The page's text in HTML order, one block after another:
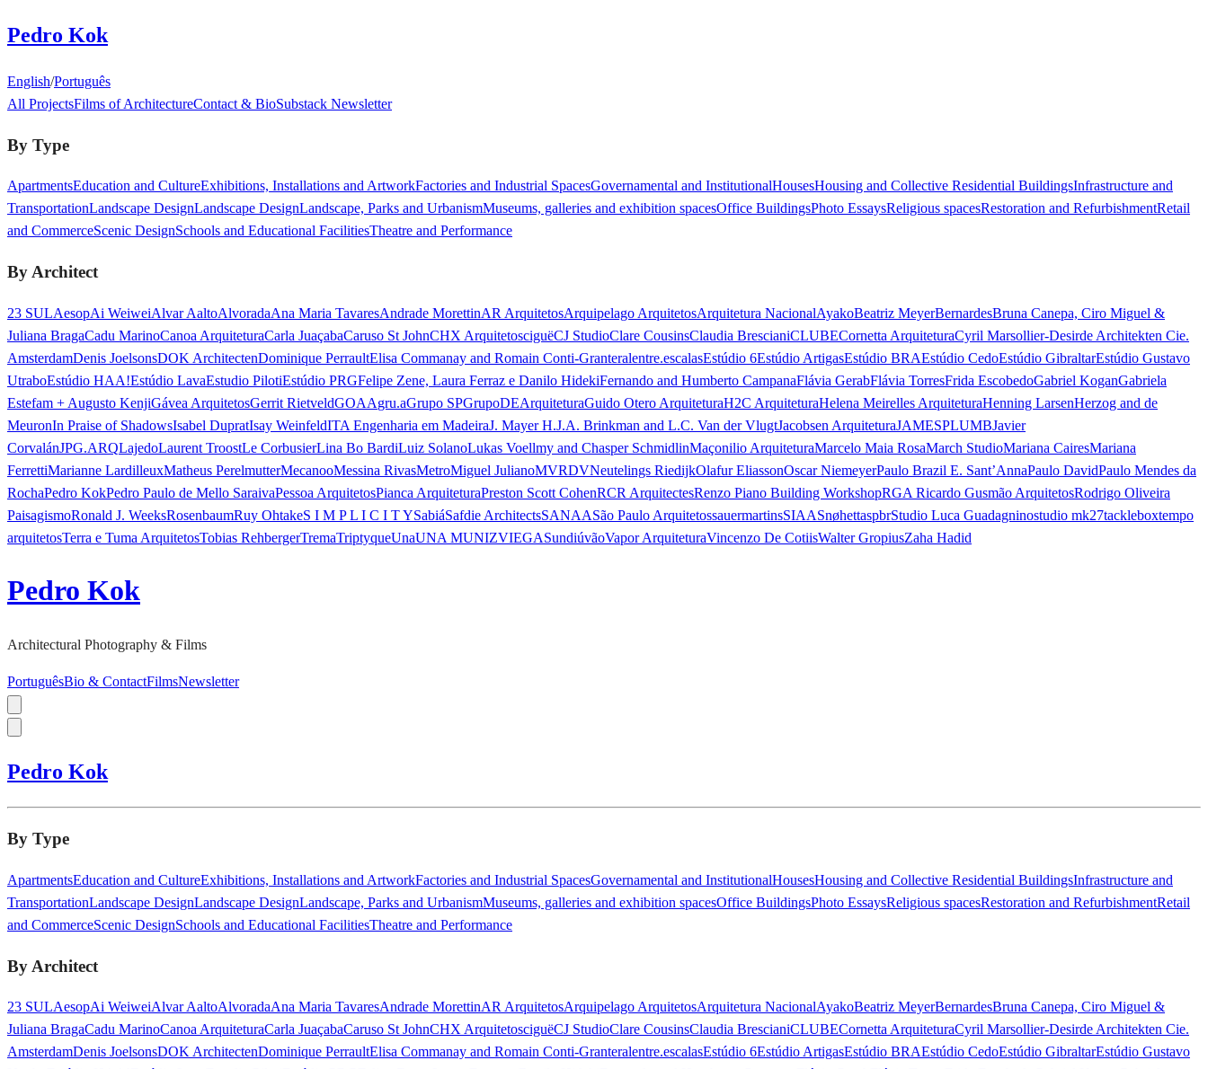
Pedro Kok
English/Português
All ProjectsFilms of ArchitectureContact & BioSubstack Newsletter
By Type
ApartmentsEducation and CultureExhibitions, Installations and ArtworkFactories and Industrial SpacesGovernamental and InstitutionalHousesHousing and Collective Residential BuildingsInfrastructure and
TransportationLandscape DesignLandscape DesignLandscape, Parks and UrbanismMuseums, galleries and exhibition spacesOffice BuildingsPhoto EssaysReligious spacesRestoration and RefurbishmentRetail
and CommerceScenic DesignSchools and Educational FacilitiesTheatre and Performance
By Architect
23 SULAesopAi WeiweiAlvar AaltoAlvoradaAna Maria TavaresAndrade MorettinAR ArquitetosArquipelago ArquitetosArquitetura NacionalAyakoBeatriz MeyerBernardesBruna Canepa, Ciro Miguel &
Juliana BragaCadu MarinoCanoa ArquiteturaCarla JuaçabaCaruso St JohnCHX ArquitetosciguëCJ StudioClare CousinsClaudia BrescianiCLUBECornetta ArquiteturaCyril Marsollier-Desirde Architekten Cie.
AmsterdamDenis JoelsonsDOK ArchitectenDominique PerraultElisa Commanay and Romain Conti-Granteralentre.escalasEstúdio 6Estúdio ArtigasEstúdio BRAEstúdio CedoEstúdio GibraltarEstúdio Gustavo
UtraboEstúdio HAA!Estúdio LavaEstudio PilotiEstúdio PRGFelipe Zene, Laura Ferraz e Danilo HidekiFernando and Humberto CampanaFlávia GerabFlávia TorresFrida EscobedoGabriel KoganGabriela
Estefam + Augusto KenjiGávea ArquitetosGerrit RietveldGOAAgru.aGrupo SPGrupoDEArquiteturaGuido Otero ArquiteturaH2C ArquiteturaHelena Meirelles ArquiteturaHenning LarsenHerzog and de
MeuronIn Praise of ShadowsIsabel DupratIsay WeinfeldITA Engenharia em MadeiraJ. Mayer H.J.A. Brinkman and L.C. Van der VlugtJacobsen ArquiteturaJAMESPLUMBJavier
CorvalánJPG.ARQLajedoLaurent TroostLe CorbusierLina Bo BardiLuiz SolanoLukas Voellmy and Chasper SchmidlinMaçonilio ArquiteturaMarcelo Maia RosaMarch StudioMariana CairesMariana
FerrettiMarianne LardilleuxMatheus PerelmutterMecanooMessina RivasMetroMiguel JulianoMVRDVNeutelings RiedijkOlafur EliassonOscar NiemeyerPaulo Brazil E. Sant’AnnaPaulo DavidPaulo Mendes da
RochaPedro KokPedro Paulo de Mello SaraivaPessoa ArquitetosPianca ArquiteturaPreston Scott CohenRCR ArquitectesRenzo Piano Building WorkshopRGA Ricardo Gusmão ArquitetosRodrigo Oliveira
PaisagismoRonald J. WeeksRosenbaumRuy OhtakeS I M P L I C I T YSabiáSafdie ArchitectsSANAASão Paulo ArquitetossauermartinsSIAASnøhettaspbrStudio Luca Guadagninostudio mk27tackleboxtempo
arquitetosTerra e Tuma ArquitetosTobias RehbergerTremaTriptyqueUnaUNA MUNIZVIEGASundiúvãoVapor ArquiteturaVincenzo De CotiisWalter GropiusZaha Hadid
Pedro Kok
Architectural Photography & Films
PortuguêsBio & ContactFilmsNewsletter
Pedro Kok
By Type
ApartmentsEducation and CultureExhibitions, Installations and ArtworkFactories and Industrial SpacesGovernamental and InstitutionalHousesHousing and Collective Residential BuildingsInfrastructure and
TransportationLandscape DesignLandscape DesignLandscape, Parks and UrbanismMuseums, galleries and exhibition spacesOffice BuildingsPhoto EssaysReligious spacesRestoration and RefurbishmentRetail
and CommerceScenic DesignSchools and Educational FacilitiesTheatre and Performance
By Architect
23 SULAesopAi WeiweiAlvar AaltoAlvoradaAna Maria TavaresAndrade MorettinAR ArquitetosArquipelago ArquitetosArquitetura NacionalAyakoBeatriz MeyerBernardesBruna Canepa, Ciro Miguel &
Juliana BragaCadu MarinoCanoa ArquiteturaCarla JuaçabaCaruso St JohnCHX ArquitetosciguëCJ StudioClare CousinsClaudia BrescianiCLUBECornetta ArquiteturaCyril Marsollier-Desirde Architekten Cie.
AmsterdamDenis JoelsonsDOK ArchitectenDominique PerraultElisa Commanay and Romain Conti-Granteralentre.escalasEstúdio 6Estúdio ArtigasEstúdio BRAEstúdio CedoEstúdio GibraltarEstúdio Gustavo